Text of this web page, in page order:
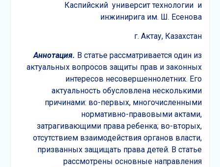
Каспийский университ технологии и
инжинирига им. Ш. Есенова
г. Актау, Казахстан
Аннотация. В статье рассматривается один из
актуальных вопросов защиты прав и законных
интересов несовершеннолетних. Его
актуальность обусловлена несколькими
причинами: во-первых, многочисленными
нормативно-правовыми актами,
затрагивающими права ребенка; во-вторых,
отсутствием взаимодействия органов власти,
призванных защищать права детей. В статье
рассмотрены основные направления